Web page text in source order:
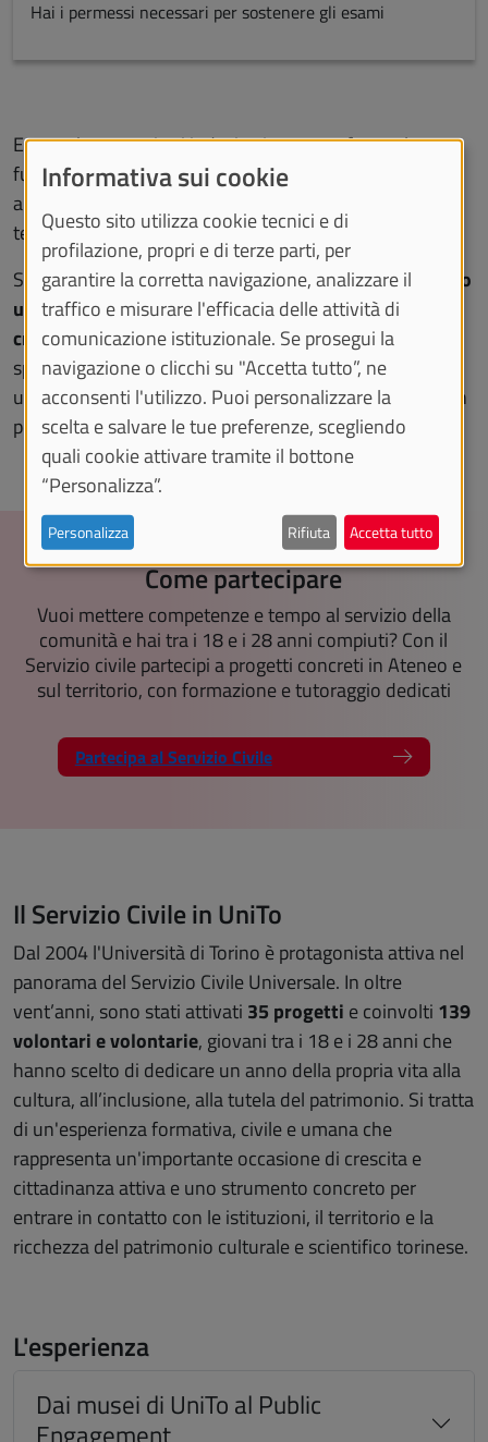
Hai i permessi necessari per sostenere gli esami
E a te, che magari sei indeciso/a su cosa fare nel tuo
futuro, offre la possibilità di sfruttare al massimo un
anno di passaggio, permettendoti di conoscere meglio
te stesso/a e le tue abilità.
Scegliere il Servizio Civile oggi significamettere a frutto
un anno di impegnoin progetti di utilità pubblica,
crescendo come persona e costruendo competenze
spendibili nello studio e nel lavoro. È un’esperienza che
uniscesolidarietà, partecipazione e inclusione
con un
percorso concreto di formazione "sul campo".
Come partecipare
Vuoi mettere competenze e tempo al servizio della
comunità e hai tra i 18 e i 28 anni compiuti? Con il
Servizio civile partecipi a progetti concreti in Ateneo e
sul territorio, con formazione e tutoraggio dedicati
Partecipa al Servizio Civile
Il Servizio Civile in UniTo
Dal 2004 l'Università di Torino è protagonista attiva nel
panorama del Servizio Civile Universale. In oltre
vent’anni, sono stati attivati 35 progetti e coinvolti 139
volontari e volontarie, giovani tra i 18 e i 28 anni che
hanno scelto di dedicare un anno della propria vita alla
cultura, all’inclusione, alla tutela del patrimonio. Si tratta
di un'esperienza formativa, civile e umana che
rappresenta un'importante occasione di crescita e
cittadinanza attiva e uno strumento concreto per
entrare in contatto con le istituzioni, il territorio e la
ricchezza del patrimonio culturale e scientifico torinese.
L'esperienza
Dai musei di UniTo al Public
Informativa sui cookie
Questo sito utilizza cookie tecnici e di
profilazione, propri e di terze parti, per
garantire la corretta navigazione, analizzare il
traffico e misurare l'efficacia delle attività di
comunicazione istituzionale. Se prosegui la
navigazione o clicchi su "Accetta tutto”, ne
acconsenti l'utilizzo. Puoi personalizzare la
scelta e salvare le tue preferenze, scegliendo
quali cookie attivare tramite il bottone
“Personalizza”.
Personalizza Rifiuta Accetta tutto